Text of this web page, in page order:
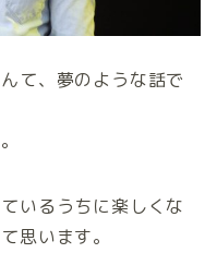
て、夢のような話で
いるうちに楽しくな
思います。